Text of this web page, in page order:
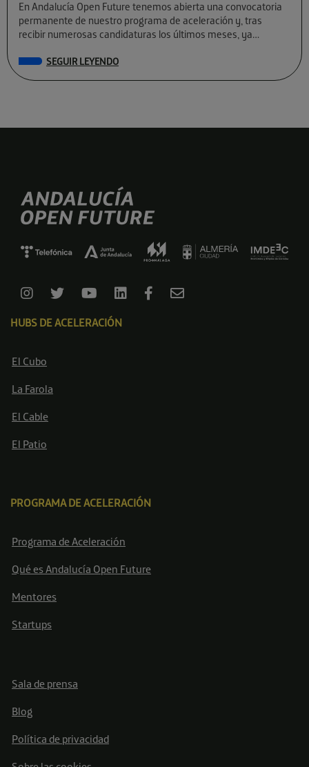
En Andalucía Open Future tenemos abierta una convocatoria
permanente de nuestro programa de aceleración y, tras
recibir numerosas candidaturas los últimos meses, ya
SEGUIR LEYENDO
HUBS DE ACELERACIÓN
El Cubo
La Farola
El Cable
El Patio
PROGRAMA DE ACELERACIÓN
Programa de Aceleración
Qué es Andalucía Open Future
Mentores
Startups
Sala de prensa
Blog
Política de privacidad